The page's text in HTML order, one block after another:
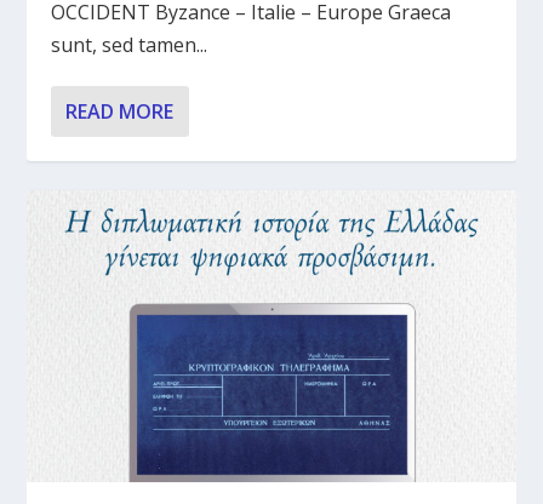
OCCIDENT Byzance – Italie – Europe Graeca
sunt, sed tamen...
READ MORE